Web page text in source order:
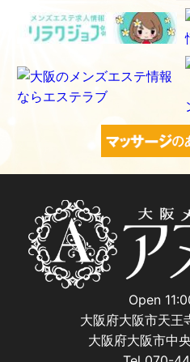
Open
大阪府大阪市天王
大阪府大阪市中